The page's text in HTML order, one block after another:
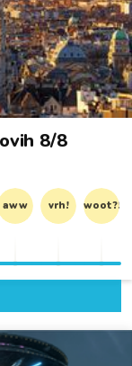
8/8
aww vrh! woot?!